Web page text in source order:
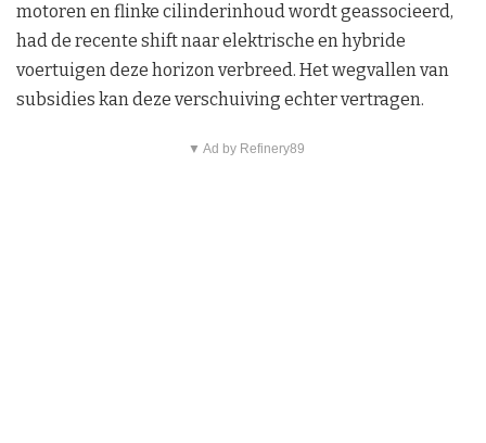
motoren en flinke cilinderinhoud wordt geassocieerd,
had de recente shift naar elektrische en hybride
voertuigen deze horizon verbreed. Het wegvallen van
subsidies kan deze verschuiving echter vertragen.
▼ Ad by Refinery89